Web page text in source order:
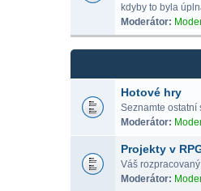
kdyby to byla
Moderátor:
Hotové hry
Seznamte ostatní
Moderátor:
Projekty v
Váš
Moderátor: